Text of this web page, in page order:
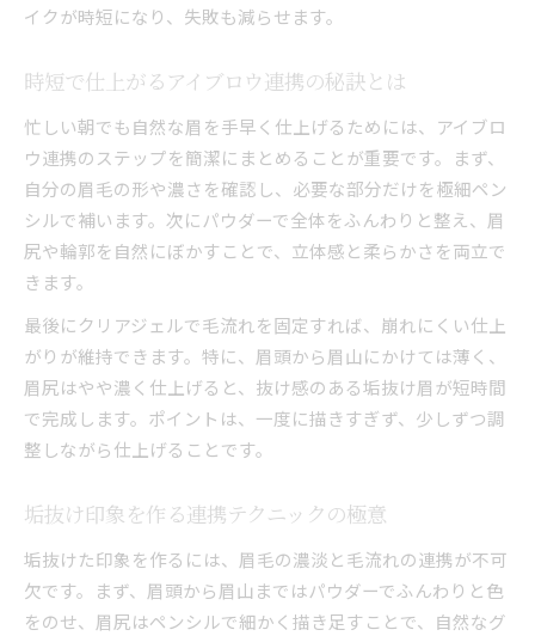
イクが時短になり、失敗も減らせます。
時短で仕上がるアイブロウ連携の秘訣とは
忙しい朝でも自然な眉を手早く仕上げるためには、アイブロ
ウ連携のステップを簡潔にまとめることが重要です。まず、
自分の眉毛の形や濃さを確認し、必要な部分だけを極細ペン
シルで補います。次にパウダーで全体をふんわりと整え、眉
尻や輪郭を自然にぼかすことで、立体感と柔らかさを両立で
きます。
最後にクリアジェルで毛流れを固定すれば、崩れにくい仕上
がりが維持できます。特に、眉頭から眉山にかけては薄く、
眉尻はやや濃く仕上げると、抜け感のある垢抜け眉が短時間
で完成します。ポイントは、一度に描きすぎず、少しずつ調
整しながら仕上げることです。
垢抜け印象を作る連携テクニックの極意
垢抜けた印象を作るには、眉毛の濃淡と毛流れの連携が不可
欠です。まず、眉頭から眉山まではパウダーでふんわりと色
をのせ、眉尻はペンシルで細かく描き足すことで、自然なグ